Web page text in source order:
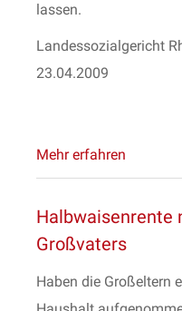
lassen.
Landessozialgericht
23.04.2009
Mehr erfahren
Halbwaisenrente
Großvaters
Haben die Großeltern